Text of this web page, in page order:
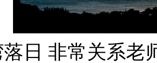
日 非常关系老